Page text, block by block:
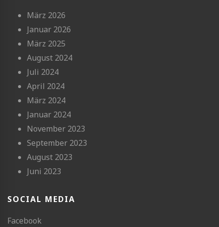
März 2026
Januar 2026
März 2025
August 2024
Juli 2024
April 2024
März 2024
Januar 2024
November 2023
September 2023
August 2023
Juni 2023
SOCIAL MEDIA
Facebook